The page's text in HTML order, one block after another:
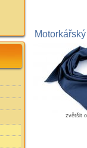
zvětšit